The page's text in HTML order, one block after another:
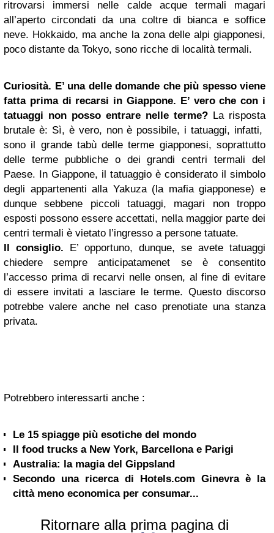
ritrovarsi immersi nelle calde acque termali magari
all’aperto circondati da una coltre di bianca e soffice
neve. Hokkaido, ma anche la zona delle alpi giapponesi,
poco distante da Tokyo, sono ricche di località termali.
Curiosità. E’ una delle domande che più spesso viene
fatta prima di recarsi in Giappone. E’ vero che con i
tatuaggi non posso entrare nelle terme? La risposta
brutale è: Sì, è vero, non è possibile, i tatuaggi, infatti,
sono il grande tabù delle terme giapponesi, soprattutto
delle terme pubbliche o dei grandi centri termali del
Paese. In Giappone, il tatuaggio è considerato il simbolo
degli appartenenti alla Yakuza (la mafia giapponese) e
dunque sebbene piccoli tatuaggi, magari non troppo
esposti possono essere accettati, nella maggior parte dei
centri termali è vietato l’ingresso a persone tatuate.
Il consiglio. E’ opportuno, dunque, se avete tatuaggi
chiedere sempre anticipatamenet se è consentito
l’accesso prima di recarvi nelle onsen, al fine di evitare
di essere invitati a lasciare le terme. Questo discorso
potrebbe valere anche nel caso prenotiate una stanza
privata.
Potrebbero interessarti anche :
Le 15 spiagge più esotiche del mondo
Il food trucks a New York, Barcellona e Parigi
Australia: la magia del Gippsland
Secondo una ricerca di Hotels.com Ginevra è la
città meno economica per consumar...
Ritornare alla prima pagina di